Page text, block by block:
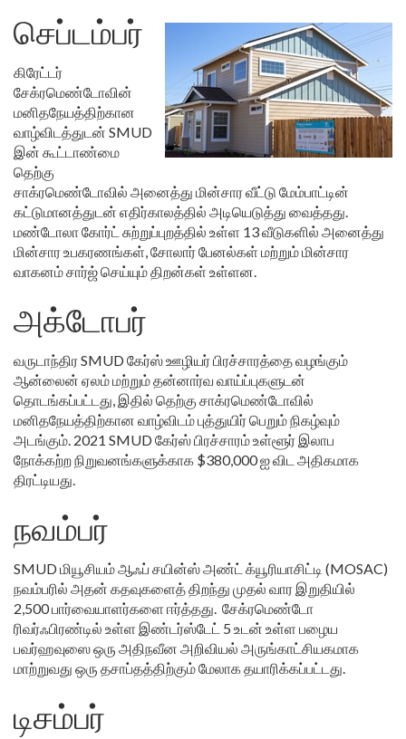
செப்டம்பர்
கிரேட்டர்
சேக்ரமெண்டோவின்
மனிதநேயத்திற்கான
வாழ்விடத்துடன் SMUD
இன் கூட்டாண்மை
தெற்கு
சாக்ரமெண்டோவில் அனைத்து மின்சார வீட்டு மேம்பாட்டின்
கட்டுமானத்துடன் எதிர்காலத்தில் அடியெடுத்து வைத்தது.
மண்டோலா கோர்ட் சுற்றுப்புறத்தில் உள்ள 13 வீடுகளில் அனைத்து
மின்சார உபகரணங்கள், சோலார் பேனல்கள் மற்றும் மின்சார
வாகனம் சார்ஜ் செய்யும் திறன்கள் உள்ளன.
அக்டோபர்
வருடாந்திர SMUD கேர்ஸ் ஊழியர் பிரச்சாரத்தை வழங்கும்
ஆன்லைன் ஏலம் மற்றும் தன்னார்வ வாய்ப்புகளுடன்
தொடங்கப்பட்டது, இதில் தெற்கு சாக்ரமெண்டோவில்
மனிதநேயத்திற்கான வாழ்விடம் புத்துயிர் பெறும் நிகழ்வும்
அடங்கும். 2021 SMUD கேர்ஸ் பிரச்சாரம் உள்ளூர் இலாப
நோக்கற்ற நிறுவனங்களுக்காக $380,000 ஐ விட அதிகமாக
திரட்டியது.
நவம்பர்
SMUD மியூசியம் ஆஃப் சயின்ஸ் அண்ட் க்யூரியாசிட்டி (MOSAC)
நவம்பரில் அதன் கதவுகளைத் திறந்து முதல் வார இறுதியில்
2,500 பார்வையாளர்களை ஈர்த்தது. சேக்ரமெண்டோ
ரிவர்ஃபிரண்டில் உள்ள இண்டர்ஸ்டேட் 5 உடன் உள்ள பழைய
பவர்ஹவுஸை ஒரு அதிநவீன அறிவியல் அருங்காட்சியகமாக
மாற்றுவது ஒரு தசாப்தத்திற்கும் மேலாக தயாரிக்கப்பட்டது.
டிசம்பர்